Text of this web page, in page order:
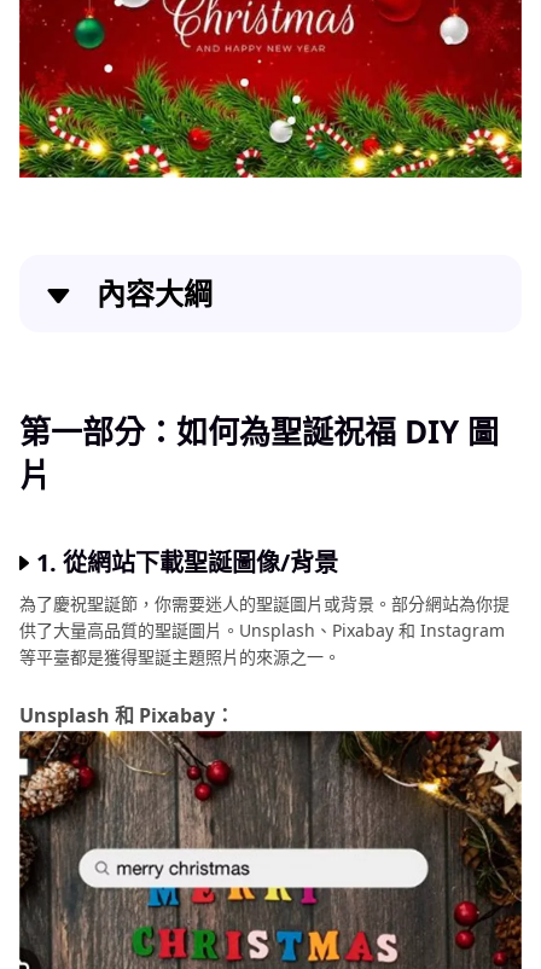
AI
照
片
編
輯
APP
指
南
製
作
技
巧
修
圖
技
巧
分
享
精
選
內容大綱
第二部分：最美好的聖誕祝福圖片
第三部分：美化聖誕祝福卡片的方法
第一部分：如何為聖誕祝福 DIY 圖
片
1. 從網站下載聖誕圖像/背景
為了慶祝聖誕節，你需要迷人的聖誕圖片或背景。部分網站為你提
供了大量高品質的聖誕圖片。Unsplash、Pixabay 和 Instagram
等平臺都是獲得聖誕主題照片的來源之一。
Unsplash 和 Pixabay：